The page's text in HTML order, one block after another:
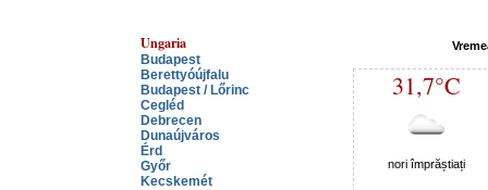
Ungaria
Budapest
Berettyóújfalu
Budapest / Lőrinc
Cegléd
Debrecen
Dunaújváros
Érd
Győr
Kecskemét
31,7°C
nori împrăștiați